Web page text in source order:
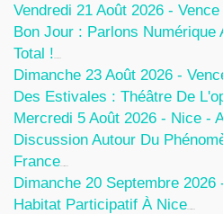
Vendredi 21 Août 2026 -
Bon Jour : Parlons
Total !
Dimanche 23 Août 2026 -
Des Estivales : Théâtre De
Mercredi 5 Août 2026 - Nice -
Discussion Autour Du
France
Dimanche 20 Septembre
Habitat Participatif À Nice